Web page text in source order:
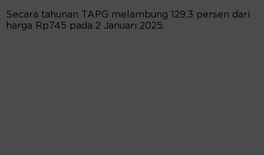
Secara tahunan TAPG melambung 129,3 persen dari
harga Rp745 pada 2 Januari 2025.